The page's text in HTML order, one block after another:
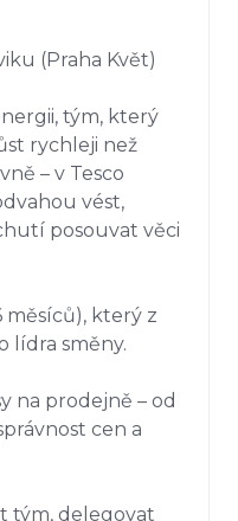
(Praha Květ)
tým, který
rychleji než
– v Tesco
vést,
posouvat věci
měsíců), který z
lídra směny.
na prodejně – od
cen a
tým, delegovat